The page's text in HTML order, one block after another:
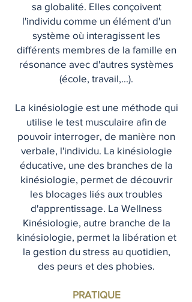
sa globalité. Elles conçoivent
l'individu comme un élément d'un
système où interagissent les
différents membres de la famille en
résonance avec d'autres systèmes
(école, travail,...).
La kinésiologie est une méthode qui
utilise le test musculaire afin de
pouvoir interroger, de manière non
verbale, l'individu. La kinésiologie
éducative, une des branches de la
kinésiologie, permet de découvrir
les blocages liés aux troubles
d'apprentissage. La Wellness
Kinésiologie, autre branche de la
kinésiologie, permet la libération et
la gestion du stress au quotidien,
des peurs et des phobies.
PRATIQUE